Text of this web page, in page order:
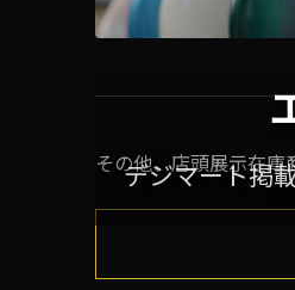
デジマート掲
その他、店頭展示在庫